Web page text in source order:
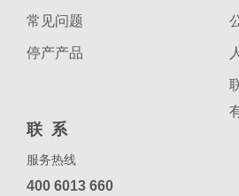
常见问题
停产产品
联系
服务热线
400 6013 660